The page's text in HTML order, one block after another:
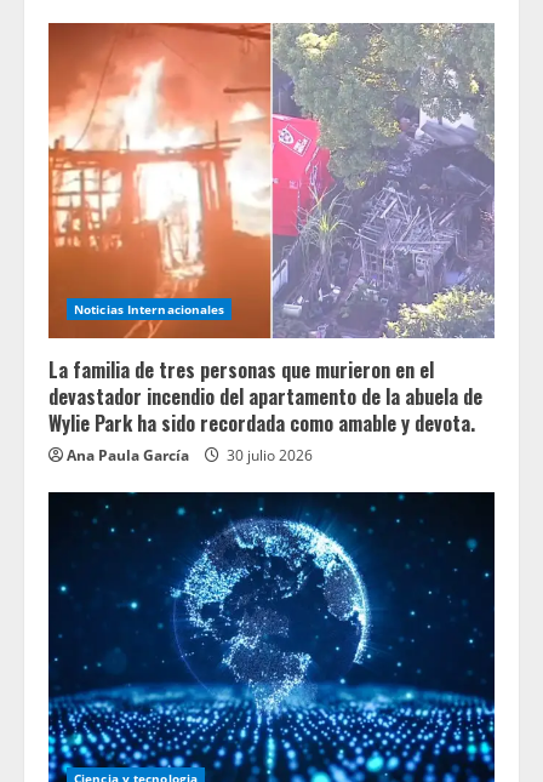
Noticias Internacionales
La familia de tres personas que murieron en el
devastador incendio del apartamento de la abuela de
Wylie Park ha sido recordada como amable y devota.
Ana Paula García 30 julio 2026